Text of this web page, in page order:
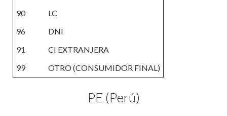
90
LC
96
DNI
91
CI EXTRANJERA
99
OTRO (CONSUMIDOR FINAL)
PE (Perú)